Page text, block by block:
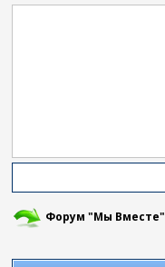
Форум "Мы Вместе"